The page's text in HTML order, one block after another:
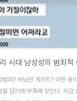
시대 남성성의 범죄적
죄? 버닝썬 게이트? 이런 용
을 담기에 부족해 보인다. 지금